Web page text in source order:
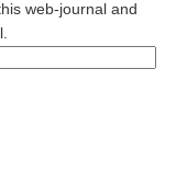
web-journal and